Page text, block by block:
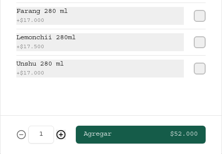
Farang 280 ml
+$17.000
Lemonchii 280ml
+$17.500
Unshu 280 ml
+$17.000
Agregar $52.000